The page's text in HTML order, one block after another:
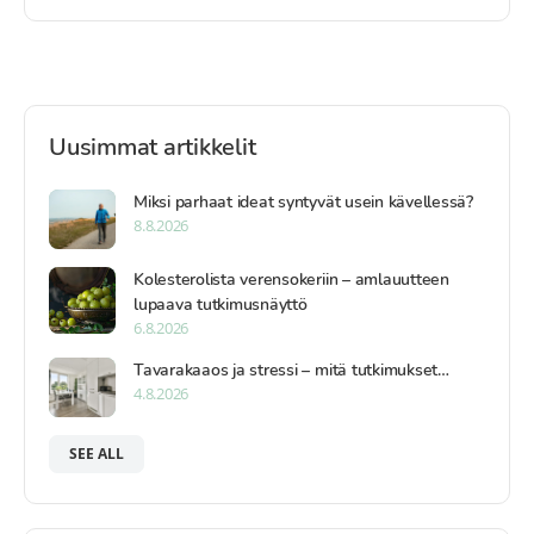
Uusimmat artikkelit
Miksi parhaat ideat syntyvät usein kävellessä?
8.8.2026
Kolesterolista verensokeriin – amlauutteen
lupaava tutkimusnäyttö
6.8.2026
Tavarakaaos ja stressi – mitä tutkimukset…
4.8.2026
SEE ALL